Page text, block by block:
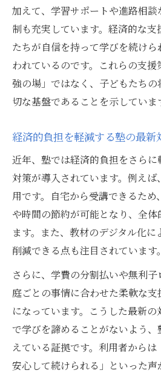
加えて、学習サポートや進路相
制も充実しています。経済的な支
たちが自信を持って学びを続け
われているのです。これらの支
強の場」ではなく、子どもたち
切な基盤であることを示していま
経済的負担を軽減する塾の最新
近年、塾では経済的負担をさら
対策が導入されています。例え
用です。自宅から受講できるた
や時間の節約が可能となり、全
ます。また、教材のデジタル化
削減できる点も注目されています。
さらに、学費の分割払いや無利
庭ごとの事情に合わせた柔軟な支
になっています。こうした最新
で学びを諦めることがないよう
えている証拠です。利用者から
安心して続けられる」といった声